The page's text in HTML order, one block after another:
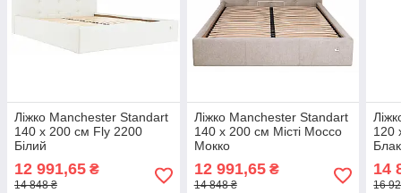
Ліжко Manchester Standart
140 х 200 см Fly 2200
Білий
12 991,65 ₴
14 848 ₴
Ліжко Manchester Standart
140 х 200 см Місті Mocco
Мокко
12 991,65₴
14 848 ₴
120
14
16